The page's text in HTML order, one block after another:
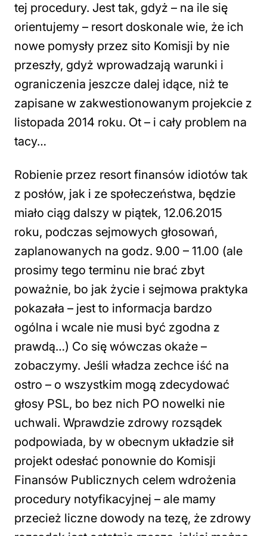
tej procedury. Jest tak, gdyż – na ile się
orientujemy – resort doskonale wie, że ich
nowe pomysły przez sito Komisji by nie
przeszły, gdyż wprowadzają warunki i
ograniczenia jeszcze dalej idące, niż te
zapisane w zakwestionowanym projekcie z
listopada 2014 roku. Ot – i cały problem na
tacy…
Robienie przez resort finansów idiotów tak
z posłów, jak i ze społeczeństwa, będzie
miało ciąg dalszy w piątek, 12.06.2015
roku, podczas sejmowych głosowań,
zaplanowanych na godz. 9.00 – 11.00 (ale
prosimy tego terminu nie brać zbyt
poważnie, bo jak życie i sejmowa praktyka
pokazała – jest to informacja bardzo
ogólna i wcale nie musi być zgodna z
prawdą…) Co się wówczas okaże –
zobaczymy. Jeśli władza zechce iść na
ostro – o wszystkim mogą zdecydować
głosy PSL, bo bez nich PO nowelki nie
uchwali. Wprawdzie zdrowy rozsądek
podpowiada, by w obecnym układzie sił
projekt odesłać ponownie do Komisji
Finansów Publicznych celem wdrożenia
procedury notyfikacyjnej – ale mamy
przecież liczne dowody na tezę, że zdrowy